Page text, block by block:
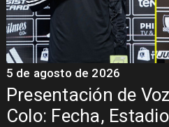
Presentación de
Colo: Fecha,
5 de agosto de 2026